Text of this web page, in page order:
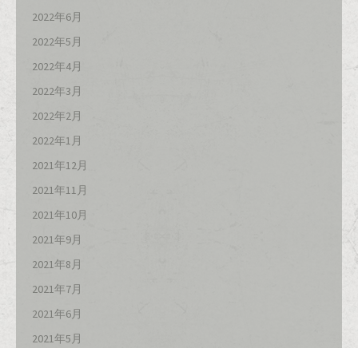
2022年6月
2022年5月
2022年4月
2022年3月
2022年2月
2022年1月
2021年12月
2021年11月
2021年10月
2021年9月
2021年8月
2021年7月
2021年6月
2021年5月